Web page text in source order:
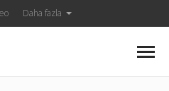
Daha fazla